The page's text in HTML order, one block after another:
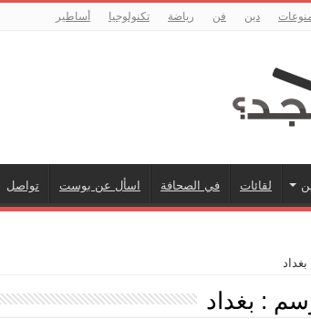
دين فن رياضة تكنولوجيا أساطير
لقائات في الصحافة اسأل عن بوست تواصل
بغداد
: بغداد